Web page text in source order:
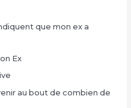
que mon ex a
Ex
au bout de combien de